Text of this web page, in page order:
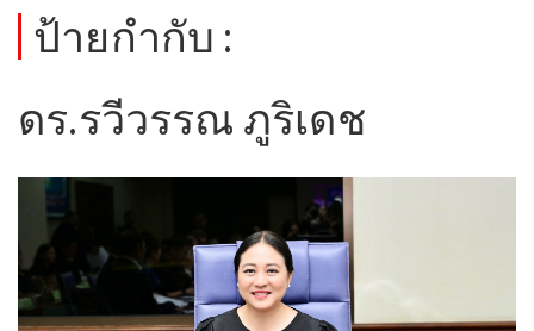
ป้ายกำกับ :
ดร.รวีวรรณ ภูริเดช